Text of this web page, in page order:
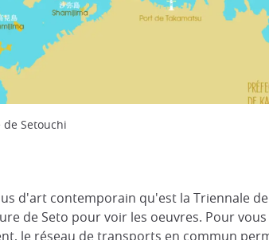
de Setouchi
d'art contemporain qu'est la Triennale
de Seto pour voir les oeuvres. Pour
le réseau de transports en commun